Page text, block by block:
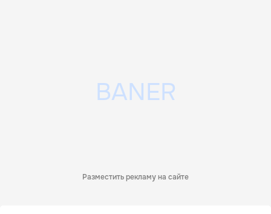
Разместить рекламу на сайте